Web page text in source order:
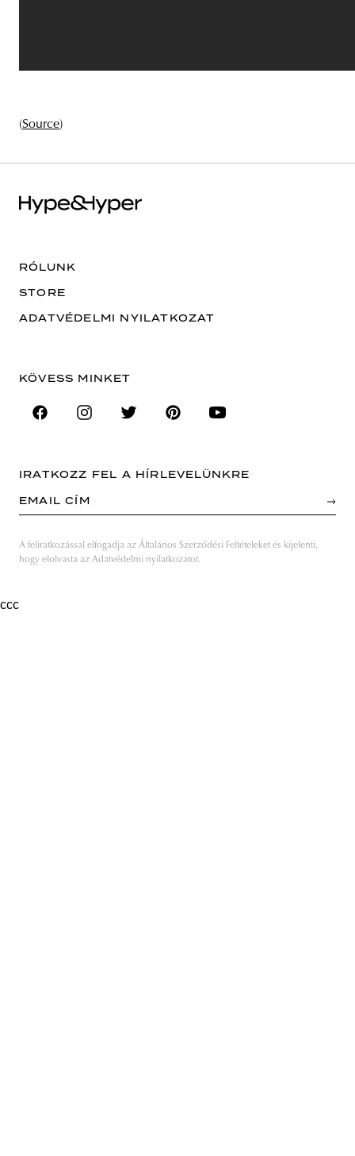
(Source)
RÓLUNK
STORE
ADATVÉDELMI NYILATKOZAT
KÖVESS MINKET
IRATKOZZ FEL A HÍRLEVELÜNKRE
EMAIL CÍM
A feliratkozással elfogadja az Általános Szerződési Feltételeket és kijelenti,
hogy elolvasta az Adatvédelmi nyilatkozatot.
ссс